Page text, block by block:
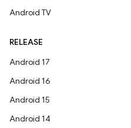
Android TV
RELEASE
Android 17
Android 16
Android 15
Android 14